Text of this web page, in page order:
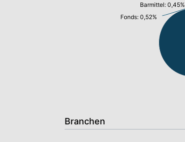
Fonds: 0,52%
Barmittel: 0,45%
Branchen